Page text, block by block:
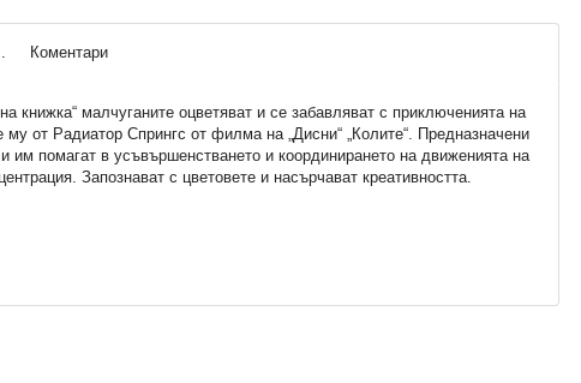
Коментари
книжка“ малчуганите оцветяват и се забавляват с приключенията на
му от Радиатор Спрингс от филма на „Дисни“ „Колите“. Предназначени
им помагат в усъвършенстването и координирането на движенията на
Запознават с цветовете и насърчават креативността.